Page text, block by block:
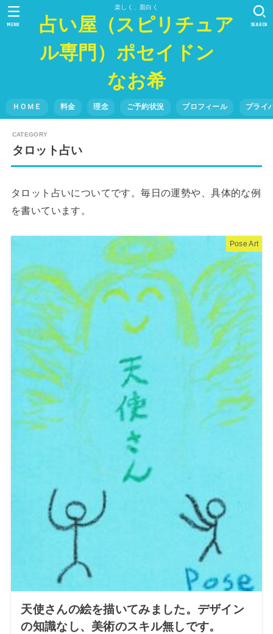
楽しく、面白く
占い屋（スピリチュア
ル専門）ポセイドン
なお希
ＨＯＭＥ 料金 理念 ご予約状況 プロフィール プライ
SEARCH
MENU
タロット占い
タロット占いについてです。毎日の運勢や、具体的な例
を書いています。
Pose Art
天使さんの絵を描いてみました。デザイン
の知識なし、美術のスキル無しです。